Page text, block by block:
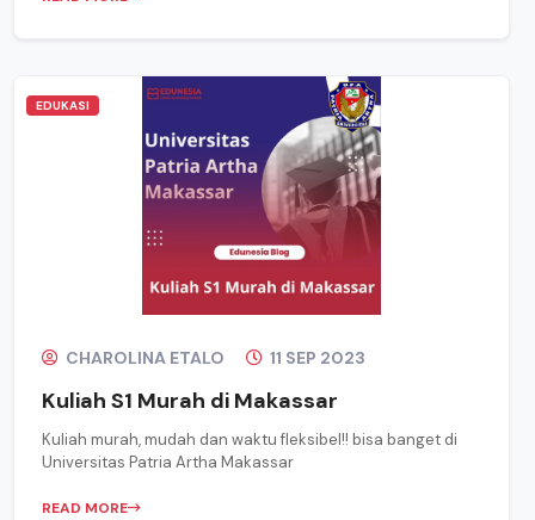
EDUKASI
CHAROLINA ETALO 11 SEP 2023
Kuliah S1 Murah di Makassar
Kuliah murah, mudah dan waktu fleksibel!! bisa banget di
Universitas Patria Artha Makassar
READ MORE